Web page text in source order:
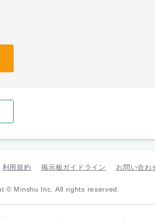
利用規約 掲示板ガイドライン お問い合わ
© Minshu Inc. All rights reserved.